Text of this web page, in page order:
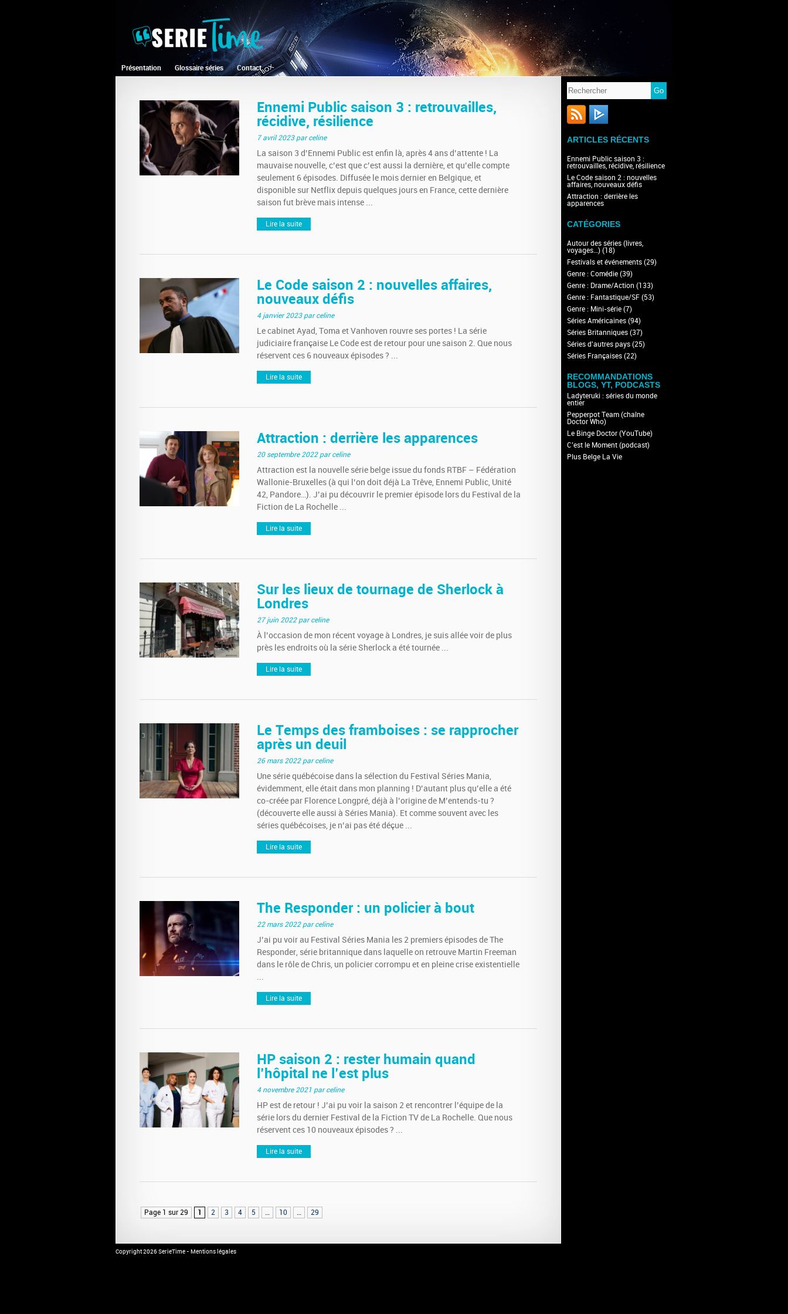
Présentation Glossaire séries Contact
Ennemi Public saison 3 : retrouvailles,
récidive, résilience
7 avril 2023par celine
La saison 3 d’Ennemi Public est enfin là, après 4 ans d’attente ! La
mauvaise nouvelle, c’est que c’est aussi la dernière, et qu’elle compte
seulement 6 épisodes. Diffusée le mois dernier en Belgique, et
disponible sur Netflix depuis quelques jours en France, cette dernière
saison fut brève mais intense ...
Lire la suite
Le Code saison 2 : nouvelles affaires,
nouveaux défis
4 janvier 2023par celine
Le cabinet Ayad, Toma et Vanhoven rouvre ses portes ! La série
judiciaire française Le Code est de retour pour une saison 2. Que nous
réservent ces 6 nouveaux épisodes ? ...
Lire la suite
Attraction : derrière les apparences
20 septembre 2022par celine
Attraction est la nouvelle série belge issue du fonds RTBF – Fédération
Wallonie-Bruxelles (à qui l’on doit déjà La Trêve, Ennemi Public, Unité
42, Pandore…). J’ai pu découvrir le premier épisode lors du Festival de la
Fiction de La Rochelle ...
Lire la suite
Sur les lieux de tournage de Sherlock à
Londres
27 juin 2022par celine
À l’occasion de mon récent voyage à Londres, je suis allée voir de plus
près les endroits où la série Sherlock a été tournée ...
Lire la suite
Le Temps des framboises : se rapprocher
après un deuil
26 mars 2022par celine
Une série québécoise dans la sélection du Festival Séries Mania,
évidemment, elle était dans mon planning ! D’autant plus qu’elle a été
co-créée par Florence Longpré, déjà à l’origine de M’entends-tu ?
(découverte elle aussi à Séries Mania). Et comme souvent avec les
séries québécoises, je n’ai pas été déçue ...
Lire la suite
The Responder : un policier à bout
22 mars 2022par celine
J’ai pu voir au Festival Séries Mania les 2 premiers épisodes de The
Responder, série britannique dans laquelle on retrouve Martin Freeman
dans le rôle de Chris, un policier corrompu et en pleine crise existentielle
...
Lire la suite
HP saison 2 : rester humain quand
l’hôpital ne l’est plus
4 novembre 2021 par celine
HP est de retour ! J’ai pu voir la saison 2 et rencontrer l’équipe de la
série lors du dernier Festival de la Fiction TV de La Rochelle. Que nous
réservent ces 10 nouveaux épisodes ? ...
Lire la suite
Page 1 sur 29 1 2 3 4 5 … 10 … 29
Copyright 2026 SerieTime - Mentions légales
ARTICLES RÉCENTS
Ennemi Public saison 3 :
retrouvailles, récidive, résilience
Le Code saison 2 : nouvelles
affaires, nouveaux défis
Attraction : derrière les
apparences
CATÉGORIES
Autour des séries (livres,
voyages…) (18)
Festivals et événements (29)
Genre : Comédie (39)
Genre : Drame/Action (133)
Genre : Fantastique/SF (53)
Genre : Mini-série (7)
Séries Américaines (94)
Séries Britanniques (37)
Séries d'autres pays (25)
Séries Françaises (22)
RECOMMANDATIONS
BLOGS, YT, PODCASTS
Ladyteruki : séries du monde
entier
Pepperpot Team (chaîne
Doctor Who)
Le Binge Doctor (YouTube)
C’est le Moment (podcast)
Plus Belge La Vie